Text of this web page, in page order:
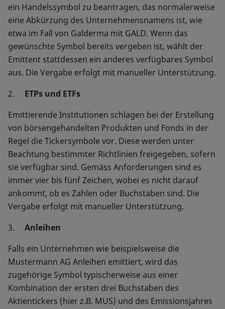
ein Handelssymbol zu beantragen, das normalerweise
eine Abkürzung des Unternehmensnamens ist, wie
etwa im Fall von Galderma mit GALD. Wenn das
gewünschte Symbol bereits vergeben ist, wählt der
Emittent stattdessen ein anderes verfügbares Symbol
aus. Die Vergabe erfolgt mit manueller Unterstützung.
2. ETPs und ETFs
Emittierende Institutionen schlagen bei der Erstellung
von börsengehandelten Produkten und Fonds in der
Regel die Tickersymbole vor. Diese werden unter
Beachtung bestimmter Richtlinien freigegeben, sofern
sie verfügbar sind. Gemäss Anforderungen sind es
immer vier bis fünf Zeichen, wobei es nicht darauf
ankommt, ob es Zahlen oder Buchstaben sind. Die
Vergabe erfolgt mit manueller Unterstützung.
3. Anleihen
Falls ein Unternehmen wie beispielsweise die
Mustermann AG Anleihen emittiert, wird das
zugehörige Symbol typischerweise aus einer
Kombination der ersten drei Buchstaben des
Aktientickers (hier z.B. MUS) und des Emissionsjahres